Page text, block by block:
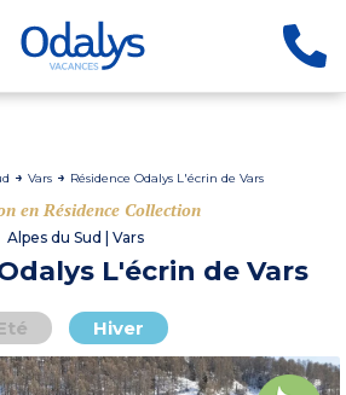
Vars Résidence Odalys L'écrin de Vars
en Résidence Collection
Alpes du Sud | Vars
L'écrin de Vars
Hiver